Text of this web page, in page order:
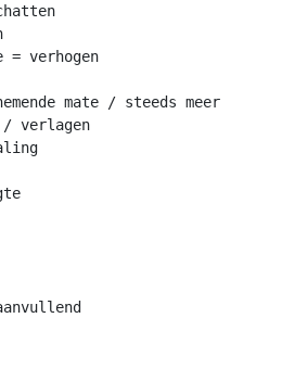
verhogen
mate / steeds meer
/ verlagen